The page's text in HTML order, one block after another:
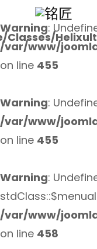
Warning:
/var/www/
on line 455
Warning:
/var/www/
on line 455
Warning:
/var/www/
on line 458